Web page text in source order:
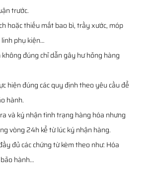
trước.
hoặc thiếu mất bao bì, trầy xước, móp
phụ kiện…
đúng chỉ dẫn gây hư hỏng hàng
hiện đúng các quy định theo yêu cầu để
hành.
và ký nhận tình trạng hàng hóa nhưng
vòng 24h kể từ lúc ký nhận hàng.
đủ các chứng từ kèm theo như: Hóa
hành…